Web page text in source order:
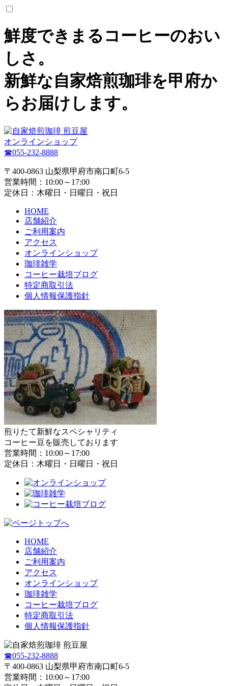
鮮度できまるコーヒーのおい
しさ。
新鮮な自家焙煎珈琲を甲府か
らお届けします。
オンラインショップ
☎055-232-8888
〒400-0863 山梨県甲府市南口町6-5
営業時間：10:00～17:00
定休日：木曜日・日曜日・祝日
HOME
店舗紹介
ご利用案内
アクセス
オンラインショップ
珈琲雑学
コーヒー栽培ブログ
特定商取引法
個人情報保護指針
煎りたて新鮮なスペシャリティ
コーヒー豆を販売しております
営業時間：10:00～17:00
定休日：木曜日・日曜日・祝日
HOME
店舗紹介
ご利用案内
アクセス
オンラインショップ
珈琲雑学
コーヒー栽培ブログ
特定商取引法
個人情報保護指針
☎055-232-8888
〒400-0863 山梨県甲府市南口町6-5
営業時間：10:00～17:00